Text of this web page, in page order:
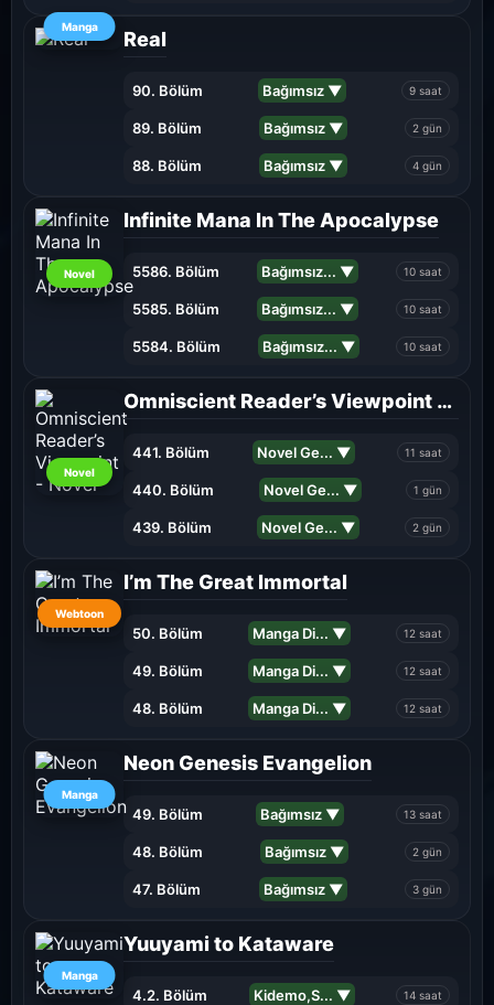
Manga
Real
90. Bölüm Bağımsız ▼ 9 saat
89. Bölüm Bağımsız ▼ 2 gün
88. Bölüm Bağımsız ▼ 4 gün
Novel
Infinite Mana In The Apocalypse
5586. Bölüm Bağımsız... ▼ 10 saat
5585. Bölüm Bağımsız... ▼ 10 saat
5584. Bölüm Bağımsız... ▼ 10 saat
Novel
Omniscient Reader’s Viewpoint - Novel
441. Bölüm Novel Ge... ▼ 11 saat
440. Bölüm Novel Ge... ▼ 1 gün
439. Bölüm Novel Ge... ▼ 2 gün
Webtoon
I’m The Great Immortal
50. Bölüm Manga Di... ▼ 12 saat
49. Bölüm Manga Di... ▼ 12 saat
48. Bölüm Manga Di... ▼ 12 saat
Manga
Neon Genesis Evangelion
49. Bölüm Bağımsız ▼ 13 saat
48. Bölüm Bağımsız ▼ 2 gün
47. Bölüm Bağımsız ▼ 3 gün
Manga
Yuuyami to Kataware
4.2. Bölüm Kidemo,S... ▼ 14 saat